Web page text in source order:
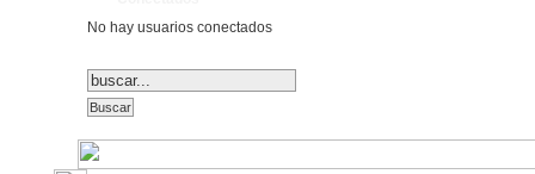
No hay usuarios conectados